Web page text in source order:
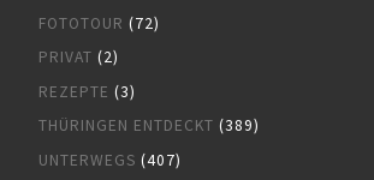
FOTOTOUR (72)
PRIVAT (2)
REZEPTE (3)
THÜRINGEN ENTDECKT (389)
UNTERWEGS (407)